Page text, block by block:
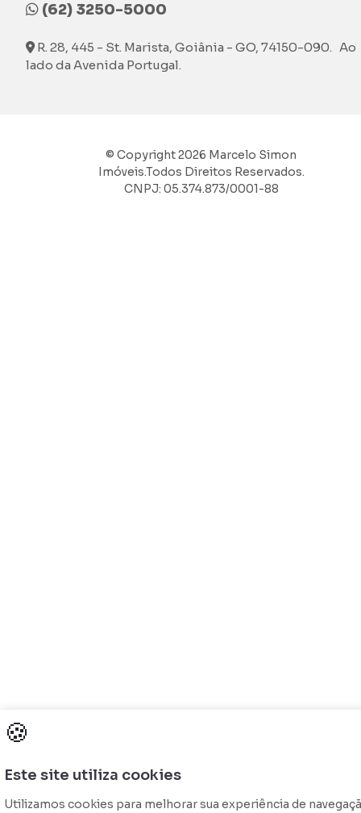
🍪
Este site utiliza cookies
Utilizamos cookies para melhorar sua experiência de
(62) 3250-5000
R. 28, 445 - St. Marista, Goiânia - GO, 74150-090. Ao
lado da Avenida Portugal.
© Copyright 2026 Marcelo Simon
Imóveis.Todos Direitos Reservados.
CNPJ: 05.374.873/0001-88